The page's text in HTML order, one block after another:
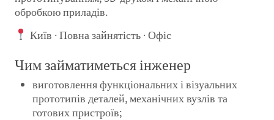
обробкою приладів.
Київ · Повна зайнятість · Офіс
Чим займатиметься інженер
виготовлення функціональних і візуальних
прототипів деталей, механічних вузлів та
готових пристроїв;